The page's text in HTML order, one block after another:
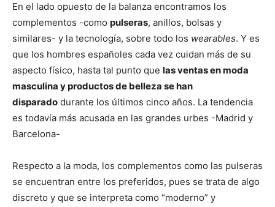
En el lado opuesto de la balanza encontramos los
complementos -como pulseras, anillos, bolsas y
similares- y la tecnología, sobre todo los wearables. Y es
que los hombres españoles cada vez cuidan más de su
aspecto físico, hasta tal punto que las ventas en moda
masculina y productos de belleza se han
disparado durante los últimos cinco años. La tendencia
es todavía más acusada en las grandes urbes -Madrid y
Barcelona-
Respecto a la moda, los complementos como las pulseras
se encuentran entre los preferidos, pues se trata de algo
discreto y que se interpreta como “moderno” y